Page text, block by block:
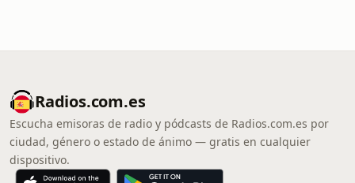
Radios.com.es
Escucha emisoras de radio y pódcasts de Radios.com.es por
ciudad, género o estado de ánimo — gratis en cualquier
dispositivo.